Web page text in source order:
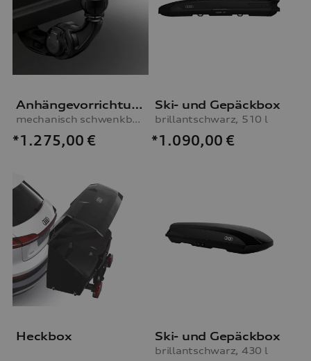
Anhängevorrichtung
mechanisch schwenkbar, inkl. E-Satz, für Fahrzeuge mit Luftfederung
*1.275,00 €
Ski- und Gepäckbox
brillantschwarz, 510 l
*1.090,00 €
Heckbox Ski- und Gepäckbox
brillantschwarz, 430 l